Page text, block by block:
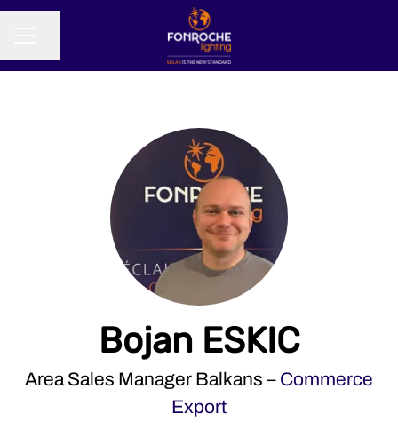
Bojan ESKIC
Area Sales Manager Balkans – Commerce
Export